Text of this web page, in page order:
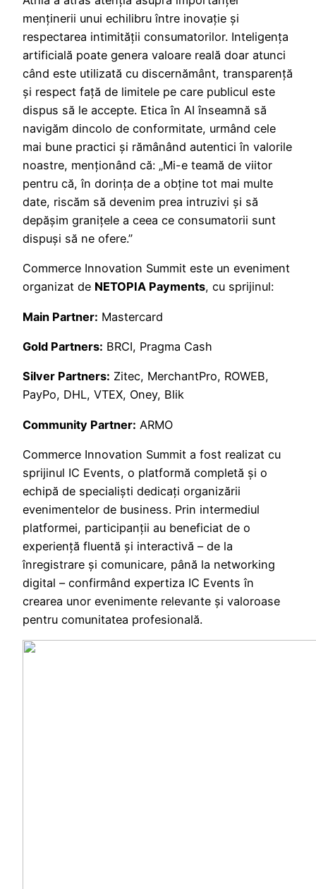
menținerii unui echilibru între inovație și
respectarea intimității consumatorilor. Inteligența
artificială poate genera valoare reală doar atunci
când este utilizată cu discernământ, transparență
și respect față de limitele pe care publicul este
dispus să le accepte. Etica în AI înseamnă să
navigăm dincolo de conformitate, urmând cele
mai bune practici și rămânând autentici în valorile
noastre, menționând că: „Mi-e teamă de viitor
pentru că, în dorința de a obține tot mai multe
date, riscăm să devenim prea intruzivi și să
depășim granițele a ceea ce consumatorii sunt
dispuși să ne ofere.”
Commerce Innovation Summit este un eveniment
organizat de NETOPIA Payments, cu sprijinul:
Main Partner: Mastercard
Gold Partners: BRCI, Pragma Cash
Silver Partners: Zitec, MerchantPro, ROWEB,
PayPo, DHL, VTEX, Oney, Blik
Community Partner: ARMO
Commerce Innovation Summit a fost realizat cu
sprijinul IC Events, o platformă completă și o
echipă de specialiști dedicați organizării
evenimentelor de business. Prin intermediul
platformei, participanții au beneficiat de o
experiență fluentă și interactivă – de la
înregistrare și comunicare, până la networking
digital – confirmând expertiza IC Events în
crearea unor evenimente relevante și valoroase
pentru comunitatea profesională.